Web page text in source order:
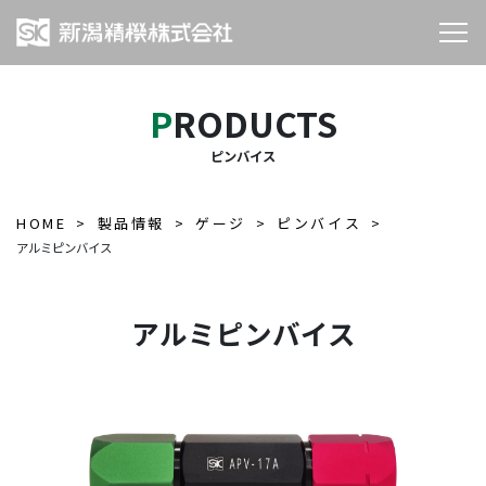
PRODUCTS
ピンバイス
HOME 製品情報 ゲージ ピンバイス
アルミピンバイス
アルミピンバイス